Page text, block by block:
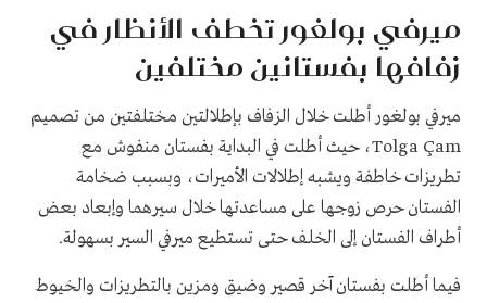
ميرفي بولغور تخطف الأنظار في
زفافها بفستانين مختلفين
ميرفي بولغور أطلت خلال الزفاف بإطلالتين مختلفتين من تصميم
Tolga Çam، حيث أطلت في البداية بفستان منفوش مع
تطريزات خاطفة ويشبه إطلالات الأميرات، وبسبب ضخامة
الفستان حرص زوجها على مساعدتها خلال سيرهما وإبعاد بعض
أطراف الفستان إلى الخلف حتى تستطيع ميرفي السير بسهولة.
فيما أطلت بفستان آخر قصير وضيق ومزين بالتطريزات والخيوط